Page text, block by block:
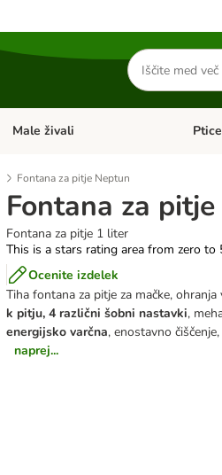
Iskanje
izdelkov
Odprite meni kategorij: Mačke
Male živali Ptice
Fontana za pitje Neptun
Fontana za
Fontana za pitje 1 liter
This is a stars rating area from zero to
Ocenite izdelek
Tiha fontana za pitje za mačke,
k pitju, 4 različni šobni nastavki,
energijsko varčna, enostavno
naprej...